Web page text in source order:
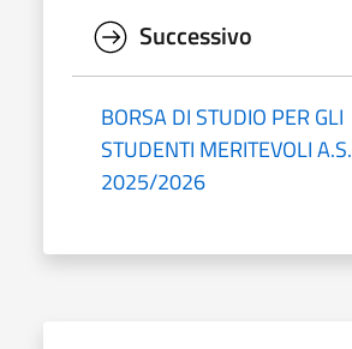
Successivo
BORSA DI STUDIO PER GLI
STUDENTI MERITEVOLI A.S.
2025/2026